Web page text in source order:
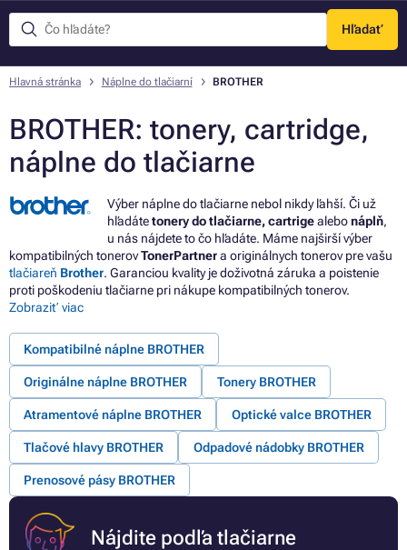
Hľadať
Menu
Hlavná stránka Náplne do tlačiarní BROTHER
BROTHER: tonery, cartridge,
náplne do tlačiarne
Výber náplne do tlačiarne nebol nikdy ľahší. Či už
hľadátetonery do tlačiarne, cartrigealebonáplň,
u nás nájdete to čo hľadáte. Máme najširší výber
kompatibilných tonerovTonerPartnera originálnych tonerov pre vašu
tlačiareň Brother. Garanciou kvality je doživotná záruka a poistenie
proti poškodeniu tlačiarne pri nákupe kompatibilných tonerov.
Zobraziť viac
Kompatibilné náplne BROTHER
Originálne náplne BROTHER Tonery BROTHER
Atramentové náplne BROTHER Optické valce BROTHER
Tlačové hlavy BROTHER Odpadové nádobky BROTHER
Prenosové pásy BROTHER
Nájdite podľa tlačiarne